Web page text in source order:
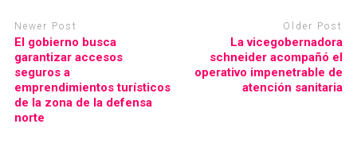
Newer Post
El gobierno busca
garantizar accesos
seguros a
emprendimientos turísticos
de la zona de la defensa
norte
Older Post
La vicegobernadora
schneider acompañó el
operativo impenetrable de
atención sanitaria